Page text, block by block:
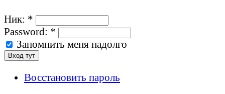
Ник: *
Password: *
Запомнить меня надолго
Восстановить пароль